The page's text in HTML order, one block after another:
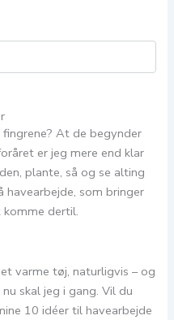
At de begynder
er jeg mere end klar
plante, så og se alting
havearbejde, som bringer
dertil.
varme tøj, naturligvis – og
skal jeg i gang. Vil du
10 idéer til havearbejde